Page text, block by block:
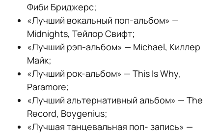
Фиби Бриджерс;
«Лучший вокальный поп-альбом» —
Midnights, Тейлор Свифт;
«Лучший рэп-альбом» — Michael, Киллер
Майк;
«Лучший рок-альбом» — This Is Why,
Paramore;
«Лучший альтернативный альбом» — The
Record, Boygenius;
«Лучшая танцевальная поп- запись» —